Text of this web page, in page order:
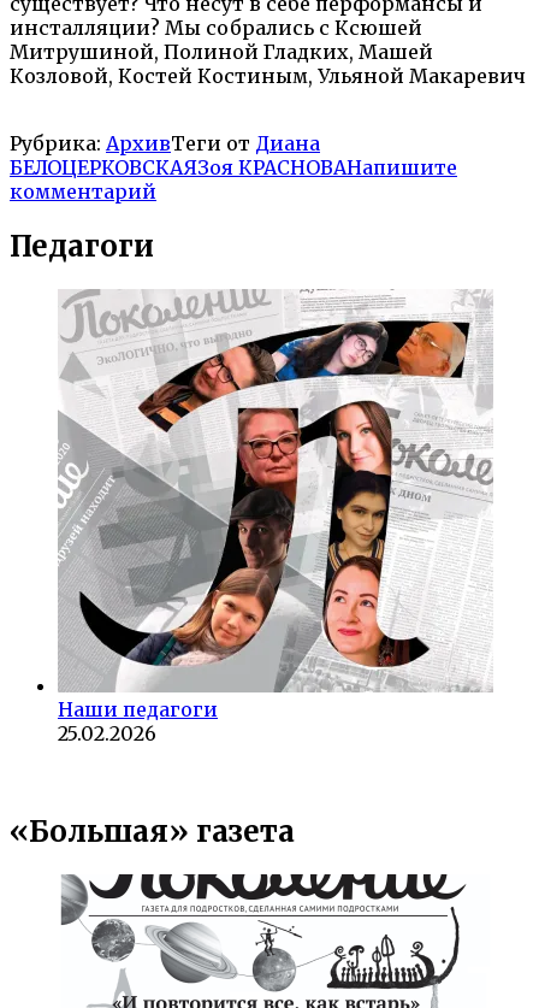
инсталляции? Мы собрались с Ксюшей
Митрушиной, Полиной Гладких, Машей
Козловой, Костей Костиным, Ульяной Макаревич
Рубрика: АрхивТеги от Диана
БЕЛОЦЕРКОВСКАЯЗоя КРАСНОВАНапишите
комментарий
Педагоги
Наши педагоги
25.02.2026
«Большая» газета